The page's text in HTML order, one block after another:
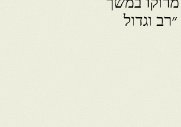
וגדול